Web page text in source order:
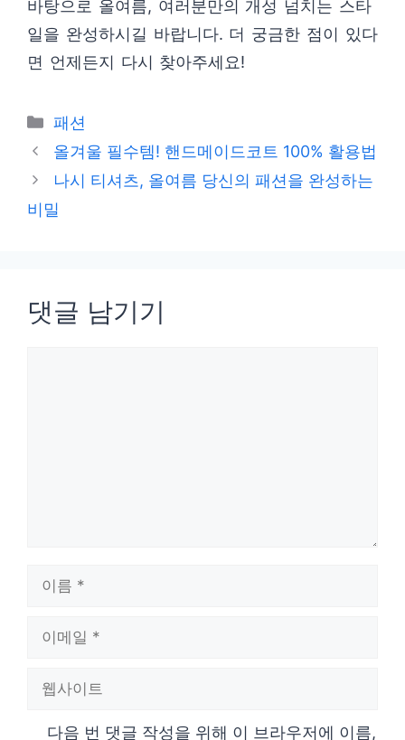
바탕으로 올여름, 여러분만의 개성 넘치는 스타
일을 완성하시길 바랍니다. 더 궁금한 점이 있다
면 언제든지 다시 찾아주세요!
카
테
리
패션
올겨울 필수템! 핸드메이드코트 100% 활용법
나시 티셔츠, 올여름 당신의 패션을 완성하는
비밀
댓글 남기기
다음 번 댓글 작성을 위해 이 브라우저에 이름,